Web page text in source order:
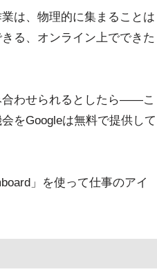
は、物理的に集まることは
る、オンライン上でできた
合わせられるとしたら――こ
をGoogleは無料で提供して
」を使って仕事のアイ